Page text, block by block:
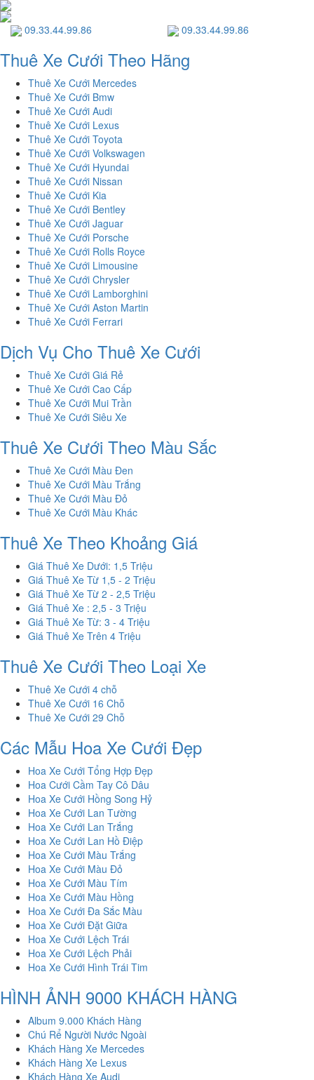
09.33.44.99.86 09.33.44.99.86
Thuê Xe Cưới Theo Hãng
Thuê Xe Cưới Mercedes
Thuê Xe Cưới Bmw
Thuê Xe Cưới Audi
Thuê Xe Cưới Lexus
Thuê Xe Cưới Toyota
Thuê Xe Cưới Volkswagen
Thuê Xe Cưới Hyundai
Thuê Xe Cưới Nissan
Thuê Xe Cưới Kia
Thuê Xe Cưới Bentley
Thuê Xe Cưới Jaguar
Thuê Xe Cưới Porsche
Thuê Xe Cưới Rolls Royce
Thuê Xe Cưới Limousine
Thuê Xe Cưới Chrysler
Thuê Xe Cưới Lamborghini
Thuê Xe Cưới Aston Martin
Thuê Xe Cưới Ferrari
Dịch Vụ Cho Thuê Xe Cưới
Thuê Xe Cưới Giá Rẻ
Thuê Xe Cưới Cao Cấp
Thuê Xe Cưới Mui Trần
Thuê Xe Cưới Siêu Xe
Thuê Xe Cưới Theo Màu Sắc
Thuê Xe Cưới Màu Đen
Thuê Xe Cưới Màu Trắng
Thuê Xe Cưới Màu Đỏ
Thuê Xe Cưới Màu Khác
Thuê Xe Theo Khoảng Giá
Giá Thuê Xe Dưới: 1,5 Triệu
Giá Thuê Xe Từ 1,5 - 2 Triệu
Giá Thuê Xe Từ 2 - 2,5 Triệu
Giá Thuê Xe : 2,5 - 3 Triệu
Giá Thuê Xe Từ: 3 - 4 Triệu
Giá Thuê Xe Trên 4 Triệu
Thuê Xe Cưới Theo Loại Xe
Thuê Xe Cưới 4 chỗ
Thuê Xe Cưới 16 Chỗ
Thuê Xe Cưới 29 Chỗ
Các Mẫu Hoa Xe Cưới Đẹp
Hoa Xe Cưới Tổng Hợp Đẹp
Hoa Cưới Cầm Tay Cô Dâu
Hoa Xe Cưới Hồng Song Hỷ
Hoa Xe Cưới Lan Tường
Hoa Xe Cưới Lan Trắng
Hoa Xe Cưới Lan Hồ Điệp
Hoa Xe Cưới Màu Trắng
Hoa Xe Cưới Màu Đỏ
Hoa Xe Cưới Màu Tím
Hoa Xe Cưới Màu Hồng
Hoa Xe Cưới Đa Sắc Màu
Hoa Xe Cưới Đặt Giữa
Hoa Xe Cưới Lệch Trái
Hoa Xe Cưới Lệch Phải
Hoa Xe Cưới Hình Trái Tim
HÌNH ẢNH 9000 KHÁCH HÀNG
Album 9.000 Khách Hàng
Chú Rể Người Nước Ngoài
Khách Hàng Xe Mercedes
Khách Hàng Xe Lexus
Khách Hàng Xe Audi